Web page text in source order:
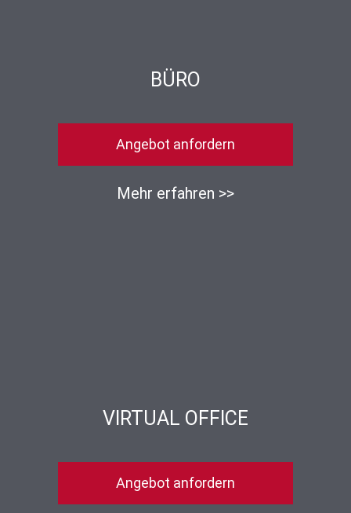
BÜRO
Angebot anfordern
Mehr erfahren >>
VIRTUAL OFFICE
Angebot anfordern